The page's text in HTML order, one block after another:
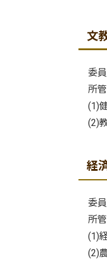
文
委員
所
(1)
(2)
経
委員
所
(1)
(2)